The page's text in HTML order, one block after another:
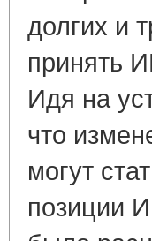
долгих и
принять
Идя на
что
могут
позиции